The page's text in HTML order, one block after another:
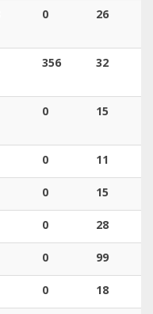
0 26
356 32
0 15
0
11
0
15
0
28
0
99
0 18